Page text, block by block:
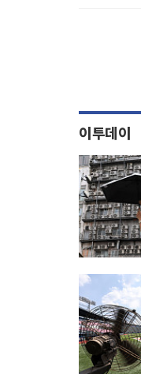
이투데이